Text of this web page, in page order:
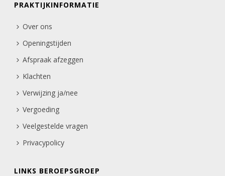
PRAKTIJKINFORMATIE
Over ons
Openingstijden
Afspraak afzeggen
Klachten
Verwijzing ja/nee
Vergoeding
Veelgestelde vragen
Privacypolicy
LINKS BEROEPSGROEP